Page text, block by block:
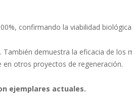
confirmando la viabilidad
demuestra la eficacia de los
otros proyectos de regeneración.
ejemplares actuales.